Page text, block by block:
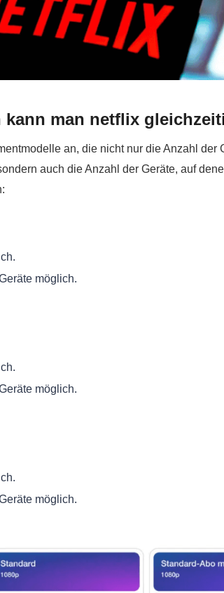
man netflix
an, die nicht nur die Anzahl der
auch die Anzahl der Geräte, auf
möglich.
möglich.
möglich.